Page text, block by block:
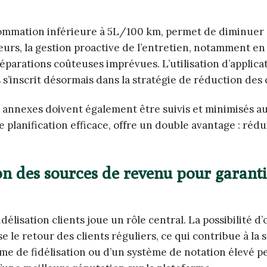
inférieure à 5L/100 km, permet de diminuer
la gestion proactive de l’entretien, notamment en
coûteuses imprévues. L’utilisation
désormais dans la stratégie de réduction des
doivent également être suivis et minimisés
efficace, offre un double avantage :
des sources de revenu pour
clients joue un rôle central. La possibilité
le retour des clients réguliers, ce qui contribue à la
de fidélisation ou d’un système de notation élevé